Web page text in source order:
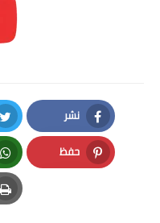
نشر
Facebook
حفظ
Pinterest